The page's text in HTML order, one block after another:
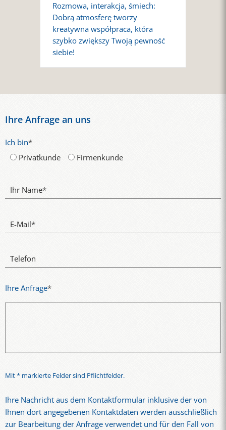
Rozmowa, interakcja, śmiech:
Dobrą atmosferę tworzy
kreatywna współpraca, która
szybko zwiększy Twoją pewność
siebie!
Ihre Anfrage an uns
Ich bin*
Privatkunde
Firmenkunde
Ihr Name*
E-Mail*
Telefon
Ihre Anfrage*
Mit * markierte Felder sind Pflichtfelder.
Ihre Nachricht aus dem Kontaktformular inklusive der von
Ihnen dort angegebenen Kontaktdaten werden ausschließlich
zur Bearbeitung der Anfrage verwendet und für den Fall von